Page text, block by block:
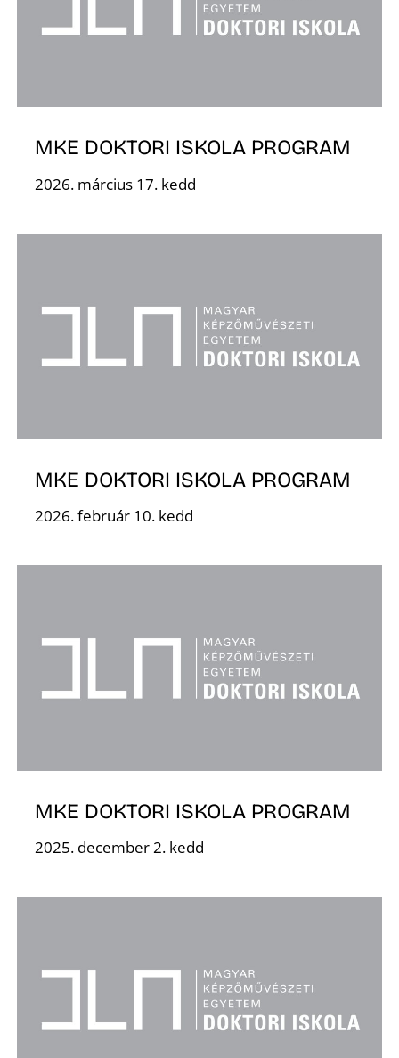
MKE DOKTORI ISKOLA PROGRAM
2026. március 17. kedd
MKE DOKTORI ISKOLA PROGRAM
2026. február 10. kedd
MKE DOKTORI ISKOLA PROGRAM
2025. december 2. kedd